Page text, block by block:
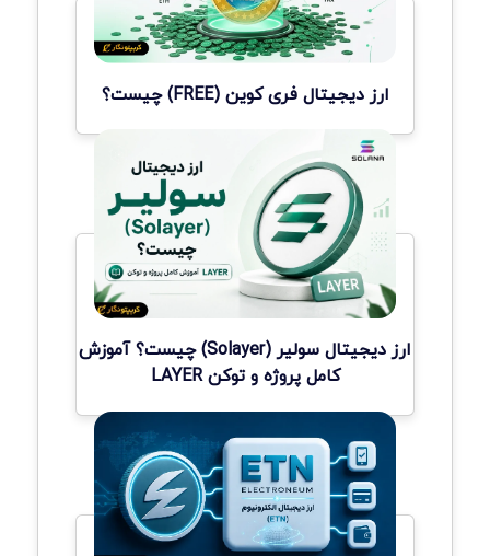
ارز دیجیتال فری کوین (FREE) چیست؟
ارز دیجیتال سولیر (Solayer) چیست؟ آموزش
کامل پروژه و توکن LAYER